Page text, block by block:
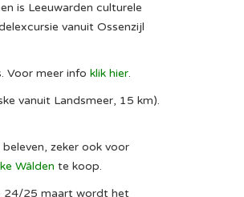
is Leeuwarden culturele
vanuit Ossenzijl
Voor meer info klik hier.
vanuit Landsmeer, 15 km).
zeker ook voor
Wâlden te koop.
24/25 maart wordt het